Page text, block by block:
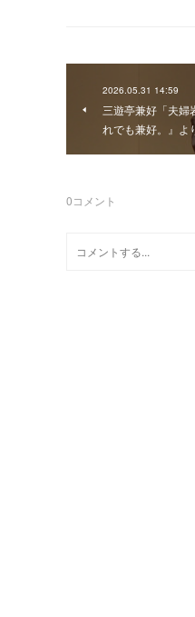
2026.05.31 14:59
三遊亭兼好「夫婦
れでも兼好。』よ
0コメント